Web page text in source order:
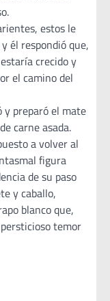
estos le
él respondió que,
crecido y
el camino del
y preparó el mate
carne asada.
a volver al
figura
de su paso
y caballo,
blanco que,
temor